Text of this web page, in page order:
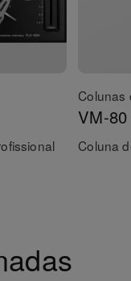
Colunas
VM-80
Coluna